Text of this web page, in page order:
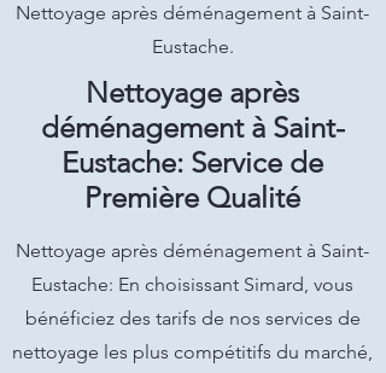
Nettoyage après déménagement à Saint-
Eustache.
Nettoyage après
déménagement à Saint-
Eustache: Service de
Première Qualité
Nettoyage après déménagement à Saint-
Eustache: En choisissant Simard, vous
bénéficiez des tarifs de nos services de
nettoyage les plus compétitifs du marché,